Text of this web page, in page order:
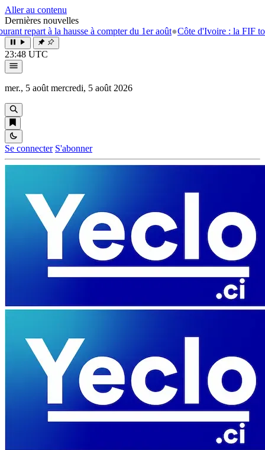
Aller au contenu
Dernières nouvelles
à la hausse à compter du 1er août●Côte d'Ivoire : la FIF tourne
23:48 UTC
mer., 5 août mercredi, 5 août 2026
Se connecter S'abonner